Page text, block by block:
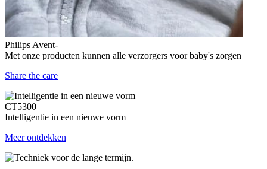
Philips Avent-
Met onze producten kunnen alle verzorgers voor baby's zorgen
Share the care
CT5300
Intelligentie in een nieuwe vorm
Meer ontdekken